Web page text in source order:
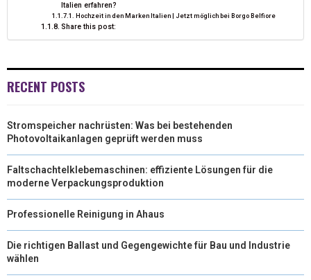
Italien erfahren?
Hochzeit in den Marken Italien | Jetzt möglich bei Borgo Belfiore
Share this post:
RECENT POSTS
Stromspeicher nachrüsten: Was bei bestehenden
Photovoltaikanlagen geprüft werden muss
Faltschachtelklebemaschinen: effiziente Lösungen für die
moderne Verpackungsproduktion
Professionelle Reinigung in Ahaus
Die richtigen Ballast und Gegengewichte für Bau und Industrie
wählen